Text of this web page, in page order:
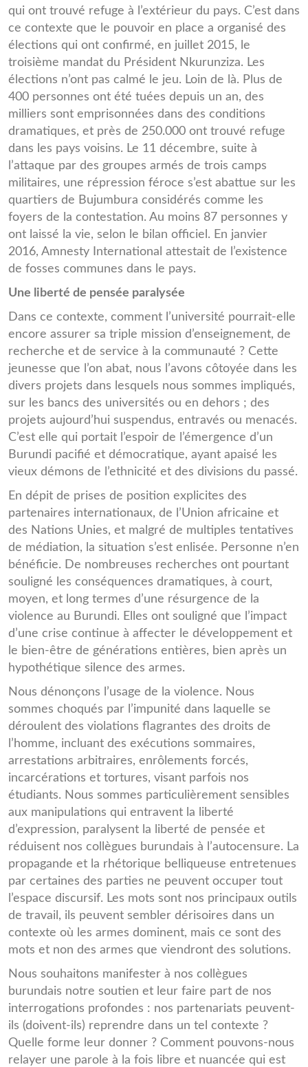
qui ont trouvé refuge à l’extérieur du pays. C’est dans
ce contexte que le pouvoir en place a organisé des
élections qui ont confirmé, en juillet 2015, le
troisième mandat du Président Nkurunziza. Les
élections n’ont pas calmé le jeu. Loin de là. Plus de
400 personnes ont été tuées depuis un an, des
milliers sont emprisonnées dans des conditions
dramatiques, et près de 250.000 ont trouvé refuge
dans les pays voisins. Le 11 décembre, suite à
l’attaque par des groupes armés de trois camps
militaires, une répression féroce s’est abattue sur les
quartiers de Bujumbura considérés comme les
foyers de la contestation. Au moins 87 personnes y
ont laissé la vie, selon le bilan officiel. En janvier
2016, Amnesty International attestait de l’existence
de fosses communes dans le pays.
Une liberté de pensée paralysée
Dans ce contexte, comment l’université pourrait-elle
encore assurer sa triple mission d’enseignement, de
recherche et de service à la communauté ? Cette
jeunesse que l’on abat, nous l’avons côtoyée dans les
divers projets dans lesquels nous sommes impliqués,
sur les bancs des universités ou en dehors ; des
projets aujourd’hui suspendus, entravés ou menacés.
C’est elle qui portait l’espoir de l’émergence d’un
Burundi pacifié et démocratique, ayant apaisé les
vieux démons de l’ethnicité et des divisions du passé.
En dépit de prises de position explicites des
partenaires internationaux, de l’Union africaine et
des Nations Unies, et malgré de multiples tentatives
de médiation, la situation s’est enlisée. Personne n’en
bénéficie. De nombreuses recherches ont pourtant
souligné les conséquences dramatiques, à court,
moyen, et long termes d’une résurgence de la
violence au Burundi. Elles ont souligné que l’impact
d’une crise continue à affecter le développement et
le bien-être de générations entières, bien après un
hypothétique silence des armes.
Nous dénonçons l’usage de la violence. Nous
sommes choqués par l’impunité dans laquelle se
déroulent des violations flagrantes des droits de
l’homme, incluant des exécutions sommaires,
arrestations arbitraires, enrôlements forcés,
incarcérations et tortures, visant parfois nos
étudiants. Nous sommes particulièrement sensibles
aux manipulations qui entravent la liberté
d’expression, paralysent la liberté de pensée et
réduisent nos collègues burundais à l’autocensure. La
propagande et la rhétorique belliqueuse entretenues
par certaines des parties ne peuvent occuper tout
l’espace discursif. Les mots sont nos principaux outils
de travail, ils peuvent sembler dérisoires dans un
contexte où les armes dominent, mais ce sont des
mots et non des armes que viendront des solutions.
Nous souhaitons manifester à nos collègues
burundais notre soutien et leur faire part de nos
interrogations profondes : nos partenariats peuvent-
ils (doivent-ils) reprendre dans un tel contexte ?
Quelle forme leur donner ? Comment pouvons-nous
relayer une parole à la fois libre et nuancée qui est